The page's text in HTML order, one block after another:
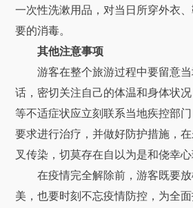
一次性洗漱用品，对当日所穿外衣
要的消毒。
其他注意事项
游客在整个旅游过程中要留意当
话，密切关注自己的体温和身体状
等不适症状应立刻联系当地疾控部
要求进行治疗，并做好防护措施，
叉传染，切莫存在自以为是和侥幸心
在疫情完全解除前，游客既要放
美，也要时刻不忘疫情防控，为全